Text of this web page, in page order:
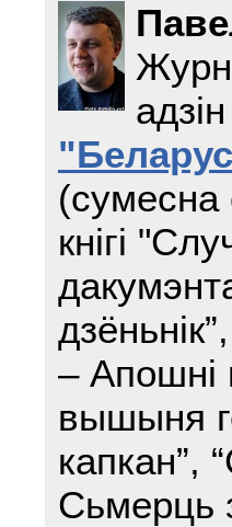
(сумесна
кнігі
– Апошні
вышыня
капкан”,
Сьмерць